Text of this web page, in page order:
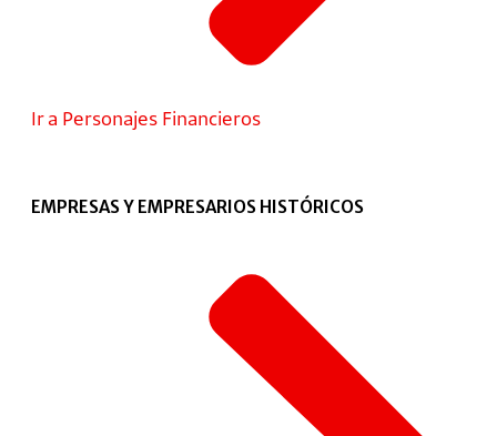
Ir a Personajes Financieros
EMPRESAS Y EMPRESARIOS HISTÓRICOS